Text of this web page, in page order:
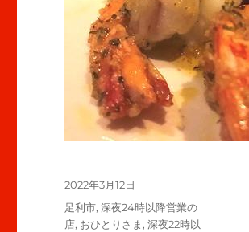
投
稿
日:
2022年3月12日
カ
テ
足利市,深夜24時以降営業の
店, おひとりさま,深夜22時以